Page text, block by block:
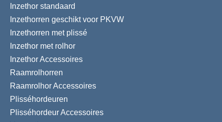
Inzethor standaard
Inzethorren geschikt voor PKVW
Inzethorren met plissé
Inzethor met rolhor
Inzethor Accessoires
Raamrolhorren
Raamrolhor Accessoires
Plisséhordeuren
Plisséhordeur Accessoires